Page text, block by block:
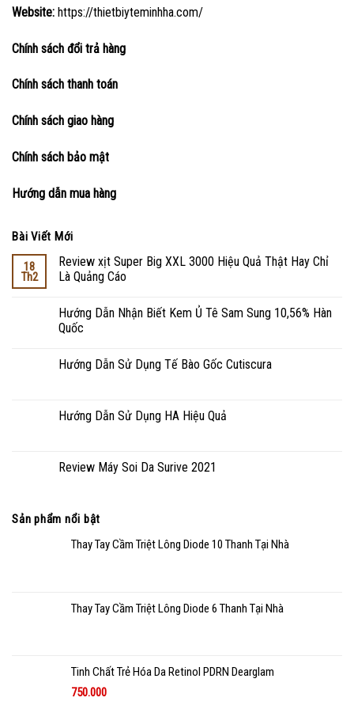
Website: https://thietbiyteminhha.com/
Chính sách đổi trả hàng
Chính sách thanh toán
Chính sách giao hàng
Chính sách bảo mật
Hướng dẫn mua hàng
Bài Viết Mới
18
Th2
Review xịt Super Big XXL 3000 Hiệu Quả Thật Hay Chỉ
Là Quảng Cáo
Hướng Dẫn Nhận Biết Kem Ủ Tê Sam Sung 10,56% Hàn
Quốc
Hướng Dẫn Sử Dụng Tế Bào Gốc Cutiscura
Hướng Dẫn Sử Dụng HA Hiệu Quả
Review Máy Soi Da Surive 2021
Sản phẩm nổi bật
Thay Tay Cầm Triệt Lông Diode 10 Thanh Tại Nhà
Thay Tay Cầm Triệt Lông Diode 6 Thanh Tại Nhà
Tinh Chất Trẻ Hóa Da Retinol PDRN Dearglam
750.000